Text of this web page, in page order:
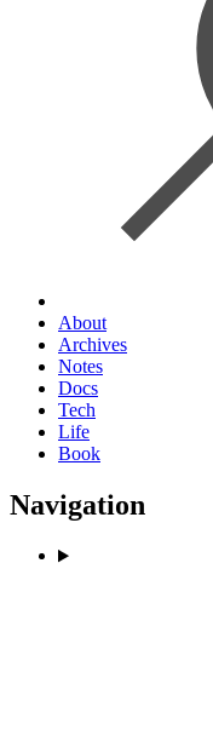
About
Archives
Notes
Docs
Tech
Life
Book
Navigation